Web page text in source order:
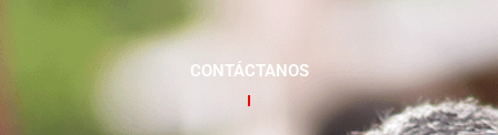
CONTÁCTANOS